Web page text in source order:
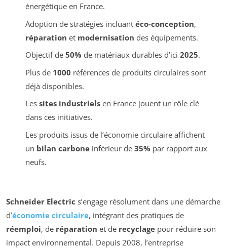
énergétique en France.
Adoption de stratégies incluant éco-conception,
réparation et modernisation des équipements.
Objectif de 50% de matériaux durables d’ici 2025.
Plus de 1000 références de produits circulaires sont
déjà disponibles.
Les sites industrielsen France jouent un rôle clé
dans ces initiatives.
Les produits issus de l’économie circulaire affichent
un bilan carboneinférieur de 35% par rapport aux
neufs.
Schneider Electric s’engage résolument dans une démarche
d’économie circulaire, intégrant des pratiques de
réemploi, de réparation et de recyclage pour réduire son
impact environnemental. Depuis 2008, l’entreprise